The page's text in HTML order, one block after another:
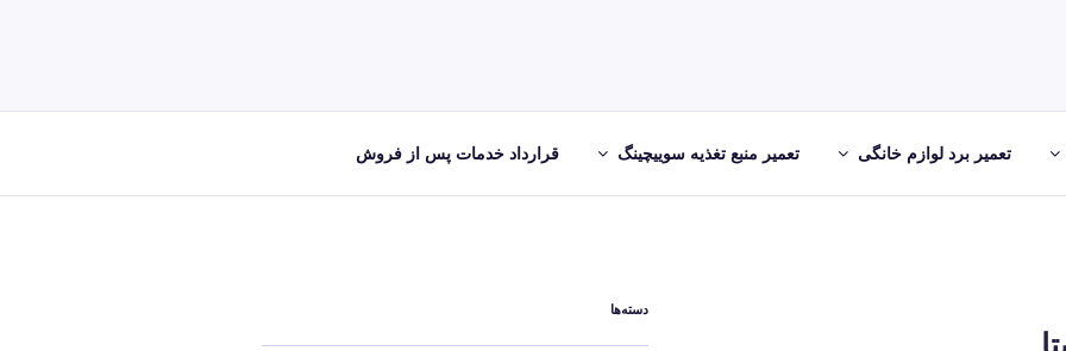
تعمیر برد لوازم خانگی تعمیر منبع تغذیه سوییچینگ قرارداد خدمات پس از فروش
دسته‌ها